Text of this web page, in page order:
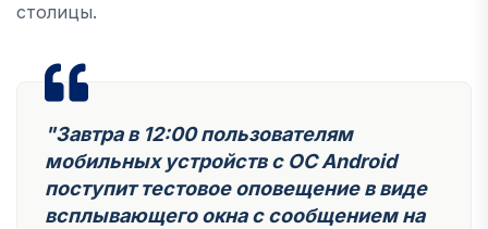
столицы.
"Завтра в 12:00 пользователям
мобильных устройств с ОС Android
поступит тестовое оповещение в виде
всплывающего окна с сообщением на